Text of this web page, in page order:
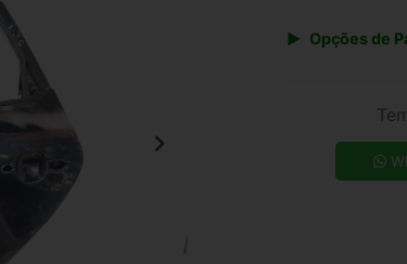
Opções de
7x de R$ 51,30
9x de R$ 40,93